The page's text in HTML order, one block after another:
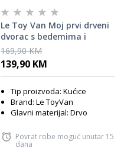
Le Toy Van Moj prvi drveni
dvorac s bedemima i
pokretnim mostom
169,90 KM
139,90 KM
Tip proizvoda: Kućice
Brand: Le ToyVan
Glavni materijal: Drvo
Povrat robe moguć unutar 15
dana